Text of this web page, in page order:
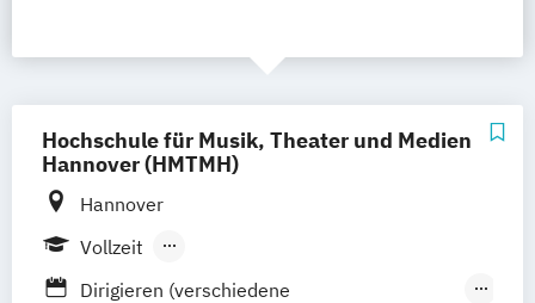
Hochschule für Musik, Theater und Medien
Hannover (HMTMH)
Hannover
Vollzeit
Berufsbegleitendes Präsenzstudium
Dirigieren (verschiedene